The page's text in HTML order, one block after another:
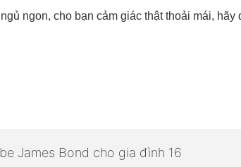
ngon, cho bạn cảm giác thật thoải mái, hãy